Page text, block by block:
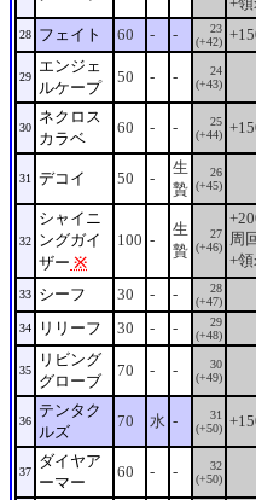
28 フェイト 60 - -
23
(+42)
29
エンジェ
ルケープ
50 - -
24
(+43)
30
ネクロス
カラベ
60 - -
25
(+44)
31 デコイ 50 -
生
贄
26
(+45)
32
シャイニ
ングガイ
ザー ※
100 -
生
贄
27
(+46)
周
+
33 シーフ 30 - -
28
(+47)
34 リリーフ 30 - -
29
(+48)
35
リビング
グローブ
70 - -
30
(+49)
36
テンタク
ルズ
70 水 -
31
(+50)
37
ダイヤア
ーマー
60 - -
32
(+50)